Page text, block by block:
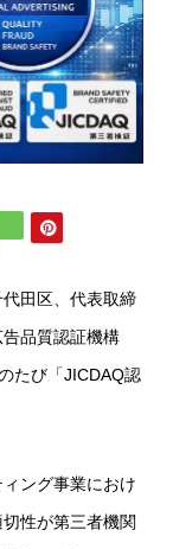
田区、代表取締
品質認証機構
たび「JICDAQ認
ング事業におけ
性が第三者機関